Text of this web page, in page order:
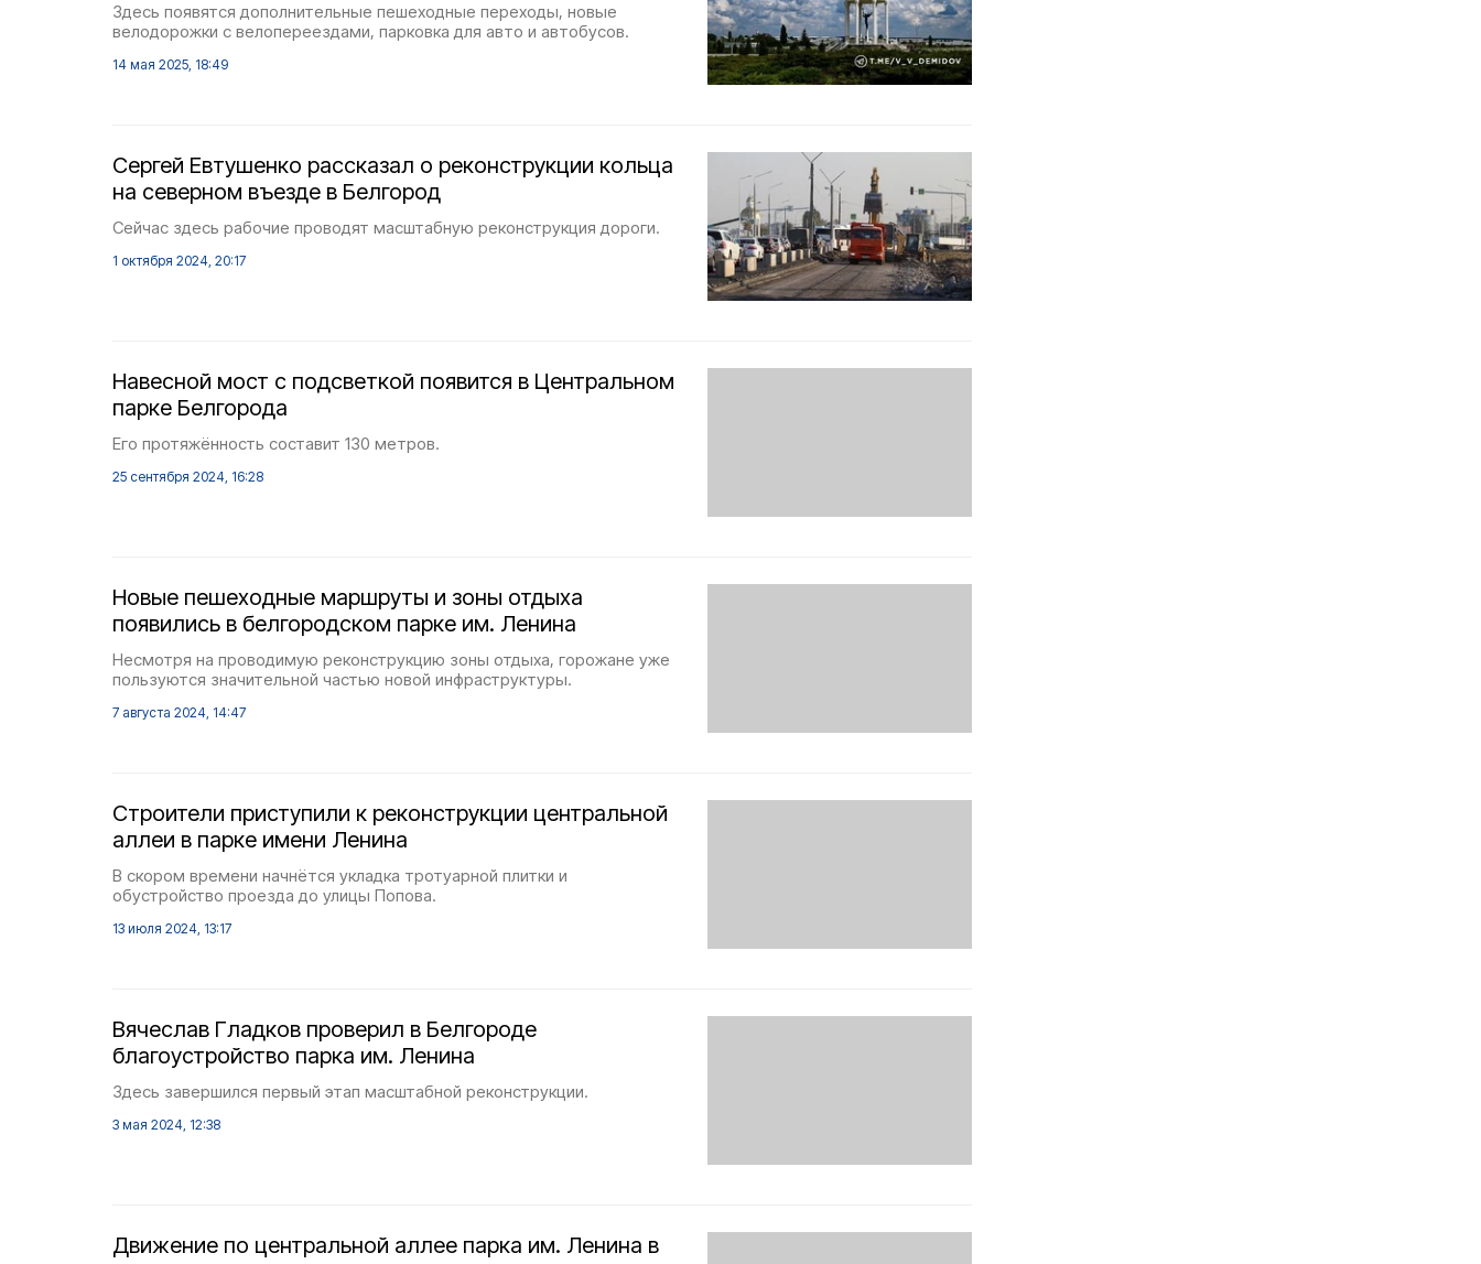
Здесь появятся дополнительные пешеходные переходы, новые
велодорожки с велопереездами, парковка для авто и автобусов.
14 мая 2025, 18:49
Сергей Евтушенко рассказал о реконструкции кольца
на северном въезде в Белгород
Сейчас здесь рабочие проводят масштабную реконструкция дороги.
1 октября 2024, 20:17
Навесной мост с подсветкой появится в Центральном
парке Белгорода
Его протяжённость составит 130 метров.
25 сентября 2024, 16:28
Новые пешеходные маршруты и зоны отдыха
появились в белгородском парке им. Ленина
Несмотря на проводимую реконструкцию зоны отдыха, горожане уже
пользуются значительной частью новой инфраструктуры.
7 августа 2024, 14:47
Строители приступили к реконструкции центральной
аллеи в парке имени Ленина
В скором времени начнётся укладка тротуарной плитки и
обустройство проезда до улицы Попова.
13 июля 2024, 13:17
Вячеслав Гладков проверил в Белгороде
благоустройство парка им. Ленина
Здесь завершился первый этап масштабной реконструкции.
3 мая 2024, 12:38
Движение по центральной аллее парка им. Ленина в